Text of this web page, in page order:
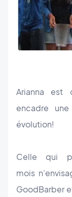
Arianna est
encadre
évolution!
Celle qui
mois
GoodBarber